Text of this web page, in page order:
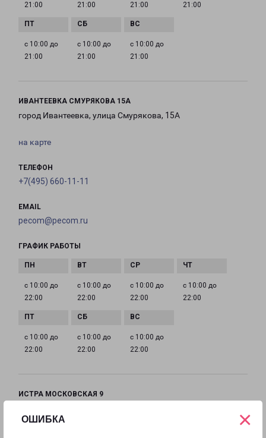
ОШИБКА ×
21:00
21:00
21:00
21:00
с 10:00 до
21:00
с 10:00 до
21:00
с 10:00 до
21:00
ИВАНТЕЕВКА СМУРЯКОВА 15А
город Ивантеевка, улица Смурякова, 15А
на карте
ТЕЛЕФОН
+7(495) 660-11-11
EMAIL
pecom@pecom.ru
ГРАФИК РАБОТЫ
с 10:00 до
22:00
с 10:00 до
22:00
с 10:00 до
22:00
с 10:00 до
22:00
с 10:00 до
22:00
с 10:00 до
22:00
с 10:00 до
22:00
ИСТРА МОСКОВСКАЯ 9